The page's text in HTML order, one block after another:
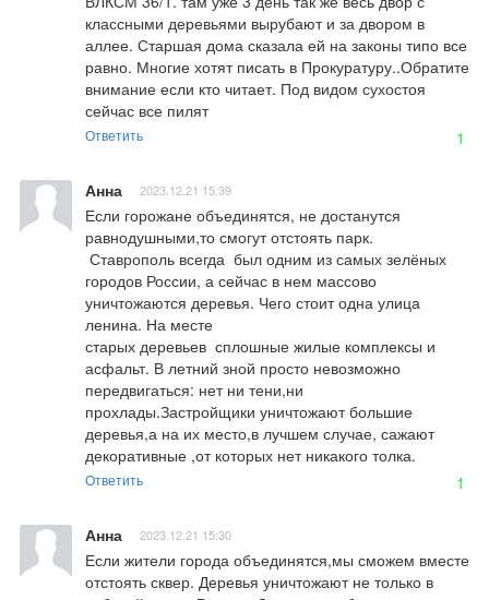
классными деревьями вырубают и за двором в
аллее. Старшая дома сказала ей на законы типо все
равно. Многие хотят писать в Прокуратуру..Обратите
внимание если кто читает. Под видом сухостоя
сейчас все пилят
Ответить 1
Анна 2023.12.21 15:39
Если горожане объединятся, не достанутся
равнодушными,то смогут отстоять парк.
городов России, а сейчас в нем массово
уничтожаются деревья. Чего стоит одна улица
ленина. На месте
старых деревьев  сплошные жилые комплексы и
асфальт. В летний зной просто невозможно
передвигаться: нет ни тени,ни
прохлады.Застройщики уничтожают большие
деревья,а на их место,в лучшем случае, сажают
декоративные ,от которых нет никакого толка.
Ответить 1
Анна 2023.12.21 15:30
Если жители города объединятся,мы сможем вместе
отстоять сквер. Деревья уничтожают не только в